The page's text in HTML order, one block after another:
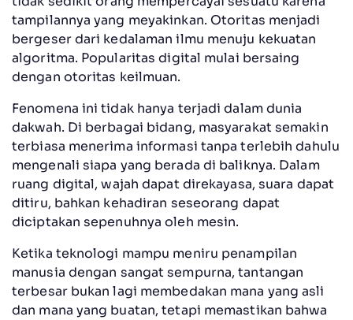
tampilannya yang meyakinkan. Otoritas menjadi
bergeser dari kedalaman ilmu menuju kekuatan
algoritma. Popularitas digital mulai bersaing
dengan otoritas keilmuan.
Fenomena ini tidak hanya terjadi dalam dunia
dakwah. Di berbagai bidang, masyarakat semakin
terbiasa menerima informasi tanpa terlebih dahulu
mengenali siapa yang berada di baliknya. Dalam
ruang digital, wajah dapat direkayasa, suara dapat
ditiru, bahkan kehadiran seseorang dapat
diciptakan sepenuhnya oleh mesin.
Ketika teknologi mampu meniru penampilan
manusia dengan sangat sempurna, tantangan
terbesar bukan lagi membedakan mana yang asli
dan mana yang buatan, tetapi memastikan bahwa